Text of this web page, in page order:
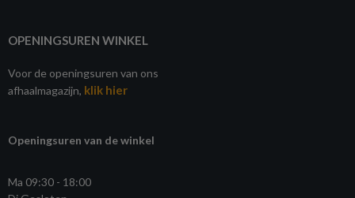
OPENINGSUREN WINKEL
Voor de openingsuren van ons
afhaalmagazijn, klik hier
Openingsuren van de winkel
Ma 09:30 - 18:00